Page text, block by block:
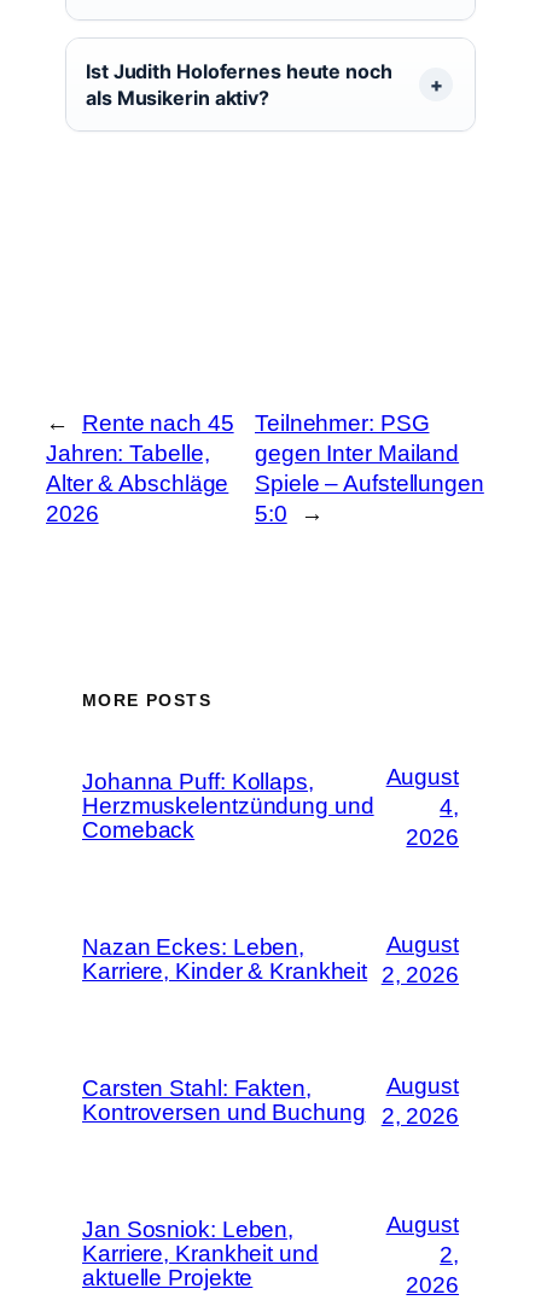
Ist Judith Holofernes heute noch
als Musikerin aktiv?
←
Rente nach 45
Jahren: Tabelle,
Alter & Abschläge
2026
Teilnehmer: PSG
gegen Inter Mailand
Spiele – Aufstellungen
5:0
→
MORE POSTS
Johanna Puff: Kollaps,
Herzmuskelentzündung und
Comeback
August
4,
2026
Nazan Eckes: Leben,
Karriere, Kinder & Krankheit
August
2, 2026
Carsten Stahl: Fakten,
Kontroversen und Buchung
August
2, 2026
Jan Sosniok: Leben,
Karriere, Krankheit und
aktuelle Projekte
August
2,
2026